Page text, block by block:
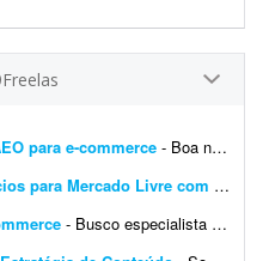
para e-commerce - Boa noite. Estou em busca de um profissional que seja especialista em SEO, GEO e AEO para realizar um trabalho no meu site de e-commerce. O objetivo é aperfeiçoar o SEO do site e posi...
Otimização completa de anúncios para Mercado Livre com qualidade 100%
- Busco especialista em SEO técnico para corrigir e otimizar minha loja na plataforma Nuvemshop (Tiendanube), tema "Simple", no nicho de suplementos. Já tenho um diagnó...